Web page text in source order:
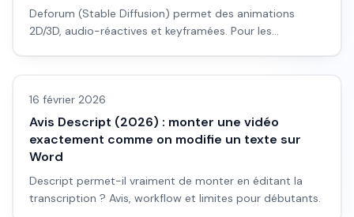
Deforum (Stable Diffusion) permet des animations
2D/3D, audio-réactives et keyframées. Pour les
Avis outils/services
16 février 2026
Avis Descript (2026) : monter une vidéo
exactement comme on modifie un texte sur
Word
Descript permet-il vraiment de monter en éditant la
transcription ? Avis, workflow et limites pour débutants.